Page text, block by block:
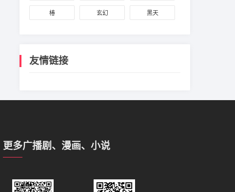
爱辩护 の夢を見る 法
椿 玄幻 黑天
友情链接
更多广播剧、漫画、小说